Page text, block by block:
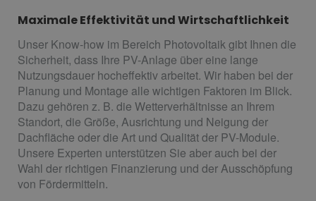
Maximale Effektivität und Wirtschaftlichkeit
Unser Know-how im Bereich Photovoltaik gibt Ihnen die
Sicherheit, dass Ihre PV-Anlage über eine lange
Nutzungsdauer hocheffektiv arbeitet. Wir haben bei der
Planung und Montage alle wichtigen Faktoren im Blick.
Dazu gehören z. B. die Wetterverhältnisse an Ihrem
Standort, die Größe, Ausrichtung und Neigung der
Dachfläche oder die Art und Qualität der PV-Module.
Unsere Experten unterstützen Sie aber auch bei der
Wahl der richtigen Finanzierung und der Ausschöpfung
von Fördermitteln.